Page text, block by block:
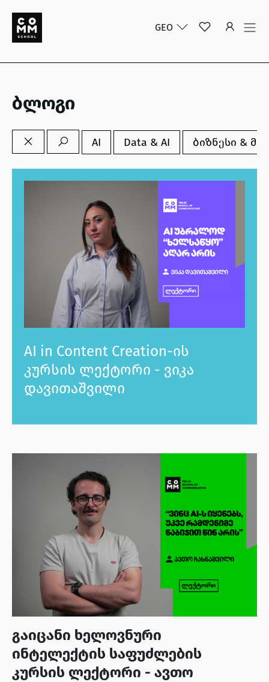
GEO
ბლოგი
AI Data & AI ბიზნესი &
AI in Content Creation-ის
კურსის ლექტორი - ვიკა
დავითაშვილი
გაიცანი ხელოვნური
ინტელექტის საფუძლების
კურსის ლექტორი - ავთო